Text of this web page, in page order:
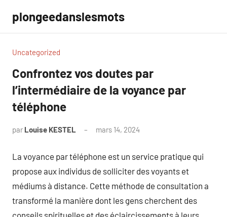
contenu
plongeedanslesmots
Uncategorized
Confrontez vos doutes par
l’intermédiaire de la voyance par
téléphone
par Louise KESTEL mars 14, 2024
La voyance par téléphone est un service pratique qui
propose aux individus de solliciter des voyants et
médiums à distance. Cette méthode de consultation a
transformé la manière dont les gens cherchent des
conseils spirituelles et des éclaircissements à leurs